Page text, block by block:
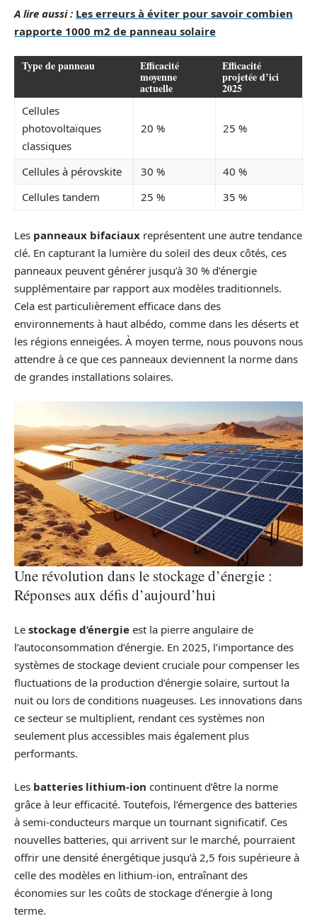
A lire aussi : Les erreurs à éviter pour savoir combien
rapporte 1000 m2 de panneau solaire
Type de panneau Efficacité
moyenne
actuelle
Efficacité
projetée d’ici
2025
Cellules
photovoltaïques
classiques
20 % 25 %
Cellules à pérovskite 30 %
40 %
Cellules tandem
25 % 35 %
Les panneaux bifaciaux représentent une autre tendance
clé. En capturant la lumière du soleil des deux côtés, ces
panneaux peuvent générer jusqu’à 30 % d’énergie
supplémentaire par rapport aux modèles traditionnels.
Cela est particulièrement efficace dans des
environnements à haut albédo, comme dans les déserts et
les régions enneigées. À moyen terme, nous pouvons nous
attendre à ce que ces panneaux deviennent la norme dans
de grandes installations solaires.
Une révolution dans le stockage d’énergie :
Réponses aux défis d’aujourd’hui
Le stockage d’énergie est la pierre angulaire de
l’autoconsommation d’énergie. En 2025, l’importance des
systèmes de stockage devient cruciale pour compenser les
fluctuations de la production d’énergie solaire, surtout la
nuit ou lors de conditions nuageuses. Les innovations dans
ce secteur se multiplient, rendant ces systèmes non
seulement plus accessibles mais également plus
performants.
Les batteries lithium-ion continuent d’être la norme
grâce à leur efficacité. Toutefois, l’émergence des batteries
à semi-conducteurs marque un tournant significatif. Ces
nouvelles batteries, qui arrivent sur le marché, pourraient
offrir une densité énergétique jusqu’à 2,5 fois supérieure à
celle des modèles en lithium-ion, entraînant des
économies sur les coûts de stockage d’énergie à long
terme.